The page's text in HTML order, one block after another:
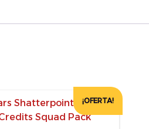
¡OFERTA!